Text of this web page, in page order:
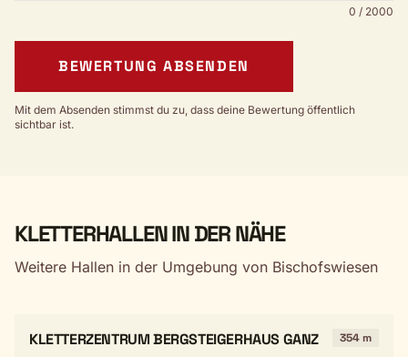
0 / 2000
BEWERTUNG ABSENDEN
Mit dem Absenden stimmst du zu, dass deine Bewertung öffentlich
sichtbar ist.
KLETTERHALLEN IN DER NÄHE
Weitere Hallen in der Umgebung von Bischofswiesen
KLETTERZENTRUM BERGSTEIGERHAUS GANZ 354 m